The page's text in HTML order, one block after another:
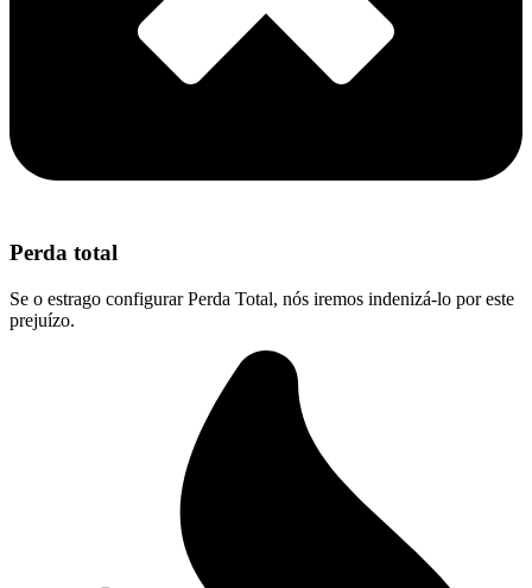
Perda total
Se o estrago configurar Perda Total, nós iremos indenizá-lo por este
prejuízo.